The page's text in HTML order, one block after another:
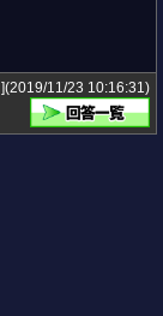
11/23 10:16:31)